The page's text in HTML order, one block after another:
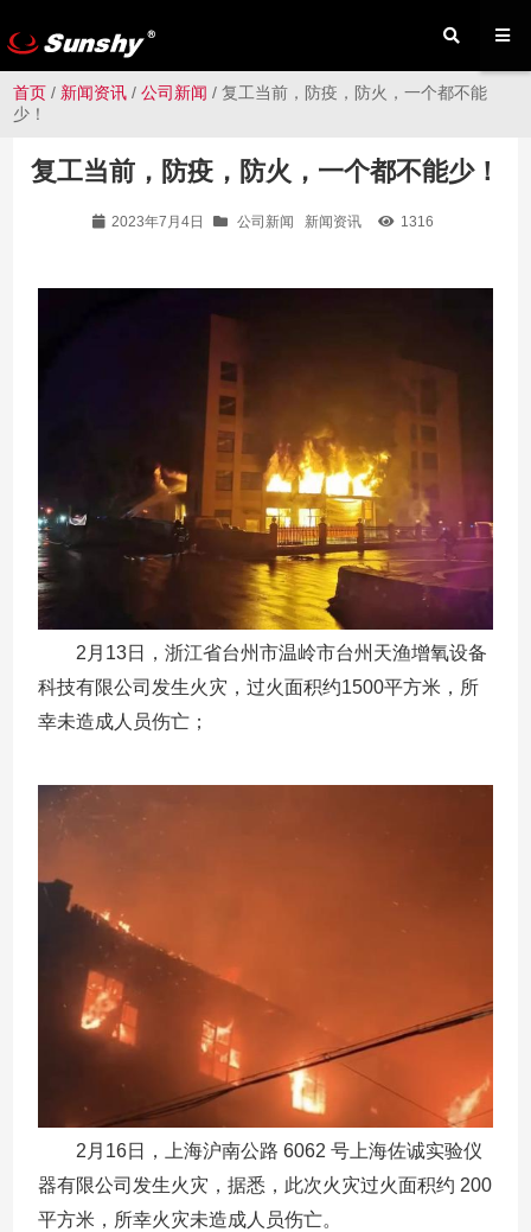
首页 / 新闻资讯 /公司新闻 / 复工当前，防疫，防火，一个都不能
少！
复工当前，防疫，防火，一个都不能少！
2023年7月4日 公司新闻 新闻资讯 1316
2月13日，浙江省台州市温岭市台州天渔增氧设备
科技有限公司发生火灾，过火面积约1500平方米，所
幸未造成人员伤亡；
2月16日，上海沪南公路 6062 号上海佐诚实验仪
器有限公司发生火灾，据悉，此次火灾过火面积约 200
平方米，所幸火灾未造成人员伤亡。